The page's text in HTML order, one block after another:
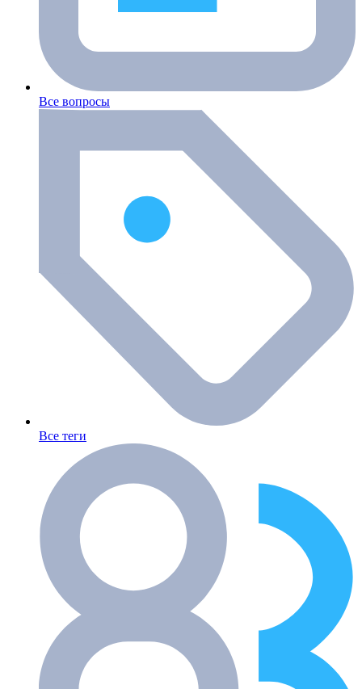
Все вопросы
Все теги